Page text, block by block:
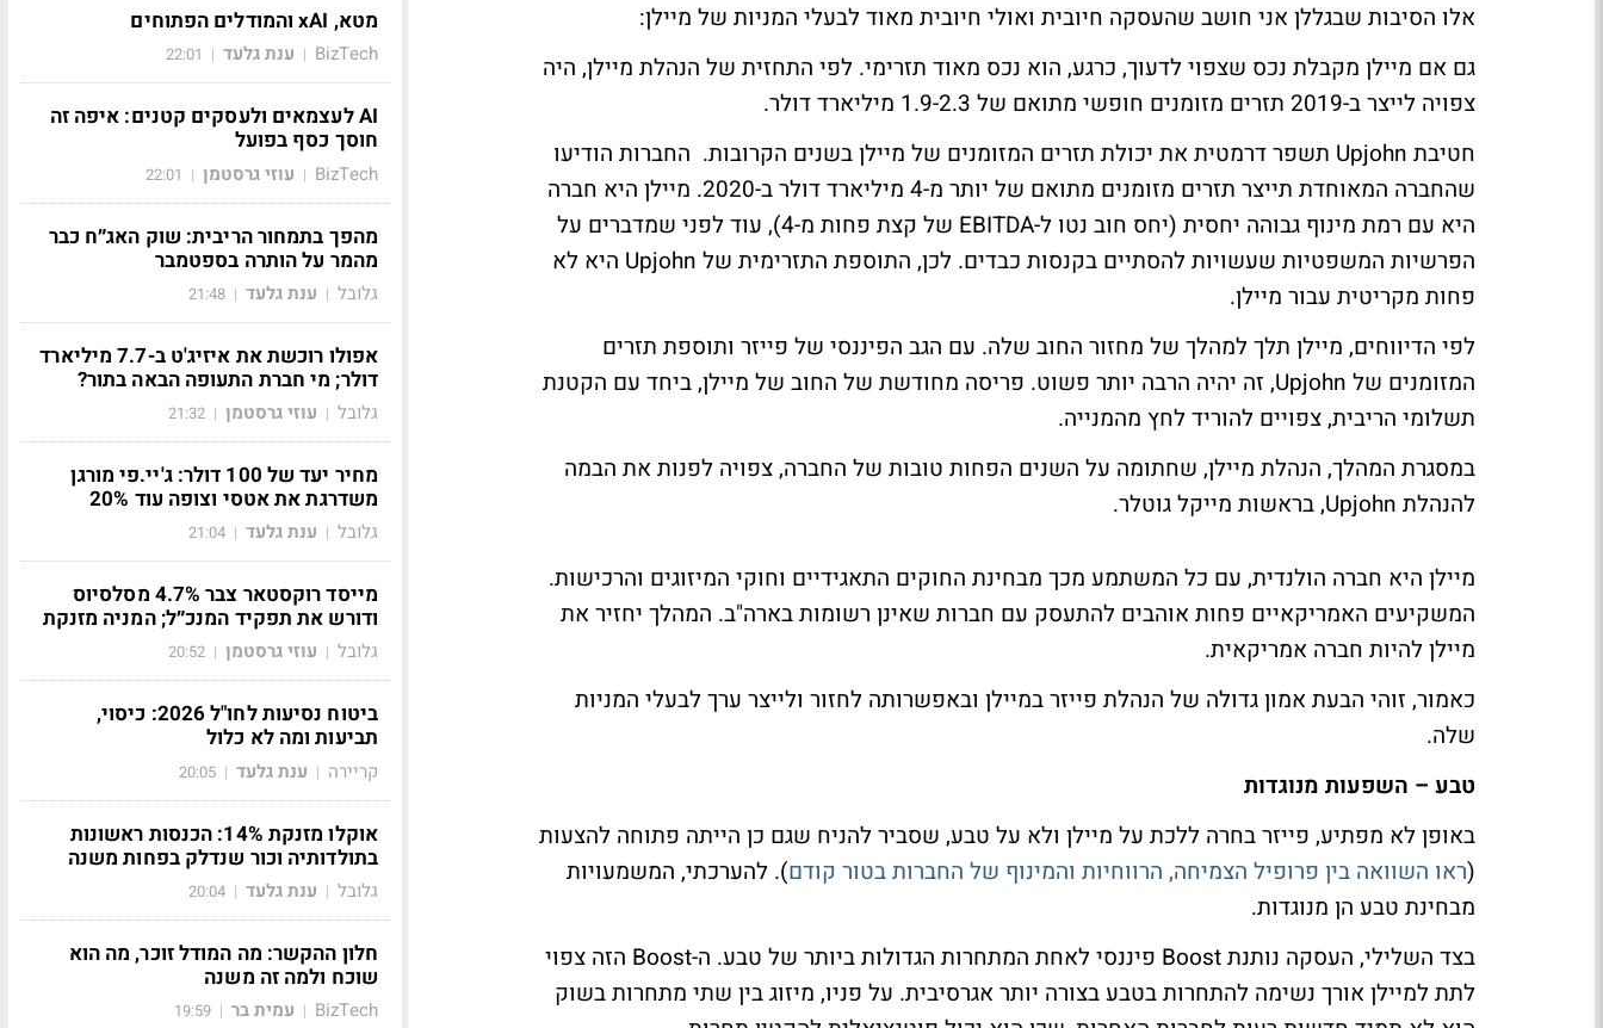
אלו הסיבות שבגללן אני חושב שהעסקה חיובית ואולי חיובית מאוד לבעלי המניות של מיילן:
גם אם מיילן מקבלת נכס שצפוי לדעוך, כרגע, הוא נכס מאוד תזרימי. לפי התחזית של הנהלת מיילן, היה
צפויה לייצר ב-2019 תזרים מזומנים חופשי מתואם של 1.9-2.3 מיליארד דולר.
חטיבת Upjohn תשפר דרמטית את יכולת תזרים המזומנים של מיילן בשנים הקרובות. החברות הודיעו
שהחברה המאוחדת תייצר תזרים מזומנים מתואם של יותר מ-4 מיליארד דולר ב-2020. מיילן היא חברה
היא עם רמת מינוף גבוהה יחסית (יחס חוב נטו ל-EBITDA של קצת פחות מ-4), עוד לפני שמדברים על
הפרשיות המשפטיות שעשויות להסתיים בקנסות כבדים. לכן, התוספת התזרימית של Upjohn היא לא
פחות מקריטית עבור מיילן.
לפי הדיווחים, מיילן תלך למהלך של מחזור החוב שלה. עם הגב הפיננסי של פייזר ותוספת תזרים
המזומנים של Upjohn, זה יהיה הרבה יותר פשוט. פריסה מחודשת של החוב של מיילן, ביחד עם הקטנת
תשלומי הריבית, צפויים להוריד לחץ מהמנייה.
במסגרת המהלך, הנהלת מיילן, שחתומה על השנים הפחות טובות של החברה, צפויה לפנות את הבמה
להנהלת Upjohn, בראשות מייקל גוטלר.
מיילן היא חברה הולנדית, עם כל המשתמע מכך מבחינת החוקים התאגידיים וחוקי המיזוגים והרכישות.
המשקיעים האמריקאיים פחות אוהבים להתעסק עם חברות שאינן רשומות בארה"ב. המהלך יחזיר את
מיילן להיות חברה אמריקאית.
כאמור, זוהי הבעת אמון גדולה של הנהלת פייזר במיילן ובאפשרותה לחזור ולייצר ערך לבעלי המניות
שלה.
טבע – השפעות מנוגדות
באופן לא מפתיע, פייזר בחרה ללכת על מיילן ולא על טבע, שסביר להניח שגם כן הייתה פתוחה להצעות
(ראו השוואה בין פרופיל הצמיחה, הרווחיות והמינוף של החברות בטור קודם). להערכתי, המשמעויות
מבחינת טבע הן מנוגדות.
בצד השלילי, העסקה נותנת Boost פיננסי לאחת המתחרות הגדולות ביותר של טבע. ה-Boost הזה צפוי
לתת למיילן אורך נשימה להתחרות בטבע בצורה יותר אגרסיבית. על פניו, מיזוג בין שתי מתחרות בשוק
מטא, xAI והמודלים הפתוחים
BizTech
| ענת גלעד |
22:01
AI לעצמאים ולעסקים קטנים: איפה זה
חוסך כסף בפועל
BizTech
| עוזי גרסטמן |
22:01
מהפך בתמחור הריבית: שוק האג״ח כבר
מהמר על הותרה בספטמבר
גלובל | ענת גלעד |
21:48
אפולו רוכשת את איזיג'ט ב-7.7 מיליארד
דולר; מי חברת התעופה הבאה בתור?
גלובל | עוזי גרסטמן |
21:32
מחיר יעד של 100 דולר: ג'יי.פי מורגן
משדרגת את אטסי וצופה עוד 20%
גלובל | ענת גלעד |
21:04
מייסד רוקסטאר צבר 4.7% מסלסיוס
ודורש את תפקיד המנכ״ל; המניה מזנקת
גלובל | עוזי גרסטמן |
20:52
ביטוח נסיעות לחו"ל 2026: כיסוי,
תביעות ומה לא כלול
קריירה | ענת גלעד |
20:05
אוקלו מזנקת 14%: הכנסות ראשונות
בתולדותיה וכור שנדלק בפחות משנה
גלובל | ענת גלעד |
20:04
חלון ההקשר: מה המודל זוכר, מה הוא
שוכח ולמה זה משנה
BizTech
| עמית בר |
19:59